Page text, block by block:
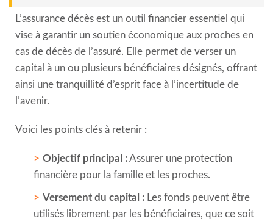
L’assurance décès est un outil financier essentiel qui
vise à garantir un soutien économique aux proches en
cas de décès de l’assuré. Elle permet de verser un
capital à un ou plusieurs bénéficiaires désignés, offrant
ainsi une tranquillité d’esprit face à l’incertitude de
l’avenir.
Voici les points clés à retenir :
Objectif principal :Assurer une protection
financière pour la famille et les proches.
Versement du capital : Les fonds peuvent être
utilisés librement par les bénéficiaires, que ce soit